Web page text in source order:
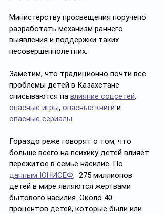
Министерству просвещения поручено
разработать механизм раннего
выявления и поддержки таких
несовершеннолетних.
Заметим, что традиционно почти все
проблемы детей в Казахстане
списываются на влияние соцсетей,
опасные игры, опасные книги и
опасные сериалы.
Гораздо реже говорят о том, что
больше всего на психику детей влияет
пережитое в семье насилие. По
данным ЮНИСЕФ,  275 миллионов
детей в мире являются жертвами
бытового насилия. Около 40
процентов детей, которые были или